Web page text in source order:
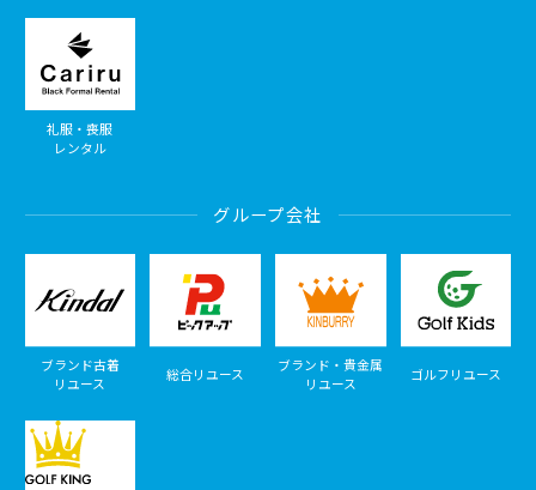
礼服・喪服
レンタル
グループ会社
ブランド古着
リユース
総合リユース
ブランド・貴金属
リユース
ゴルフリユース